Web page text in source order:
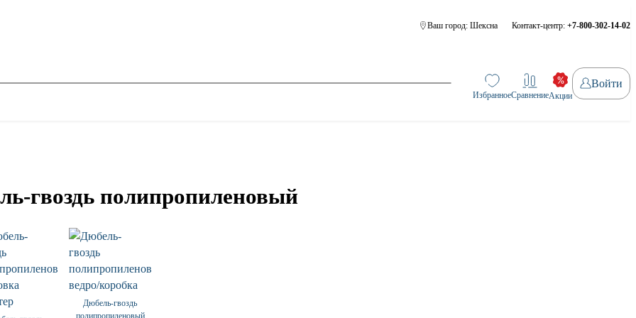
Ваш город: Шексна Контакт-центр: +7-800-302-14-02
ИзбранноеСравнениеАкции
Войти
гвоздь полипропиленовый
Дюбель-гвоздь
полипропиленовый